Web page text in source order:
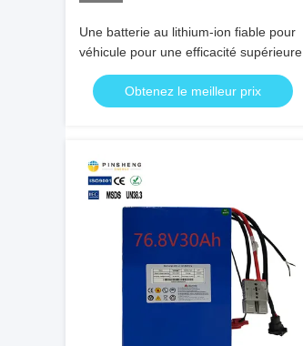
Une batterie au lithium-ion fiable pour
véhicule pour une efficacité supérieure
Obtenez le meilleur prix